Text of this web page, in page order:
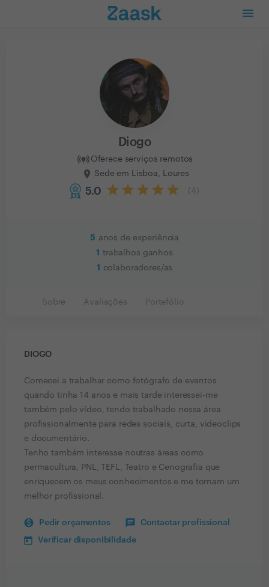
Diogo
Oferece serviços remotos
Sede em Lisboa, Loures
5.0 4
5 anos de experiência
1 trabalhos ganhos
1
colaboradores/as
Sobre Avaliações Portefólio
DIOGO
Comecei a trabalhar como fotógrafo de eventos
quando tinha 14 anos e mais tarde interessei-me
também pelo vídeo, tendo trabalhado nessa área
profissionalmente para redes sociais, curta, videoclips
e documentário.
Tenho também interesse noutras áreas como
permacultura, PNL, TEFL, Teatro e Cenografia que
enriquecem os meus conhecimentos e me tornam um
melhor profissional.
Pedir orçamentos Contactar profissional
Verificar disponibilidade